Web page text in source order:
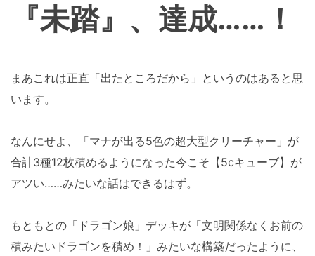
『未踏』、達成……！
まあこれは正直「出たところだから」というのはあると思
います。
なんにせよ、「マナが出る5色の超大型クリーチャー」が
合計3種12枚積めるようになった今こそ【5cキューブ】が
アツい……みたいな話はできるはず。
もともとの「ドラゴン娘」デッキが「文明関係なくお前の
積みたいドラゴンを積め！」みたいな構築だったように、